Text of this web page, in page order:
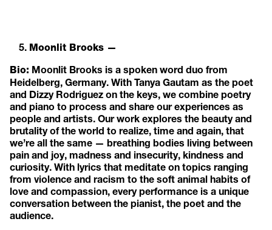
Moonlit Brooks —
Bio: Moonlit Brooks is a spoken word duo from
Heidelberg, Germany. With Tanya Gautam as the poet
and Dizzy Rodriguez on the keys, we combine poetry
and piano to process and share our experiences as
people and artists. Our work explores the beauty and
brutality of the world to realize, time and again, that
we’re all the same — breathing bodies living between
pain and joy, madness and insecurity, kindness and
curiosity. With lyrics that meditate on topics ranging
from violence and racism to the soft animal habits of
love and compassion, every performance is a unique
conversation between the pianist, the poet and the
audience.